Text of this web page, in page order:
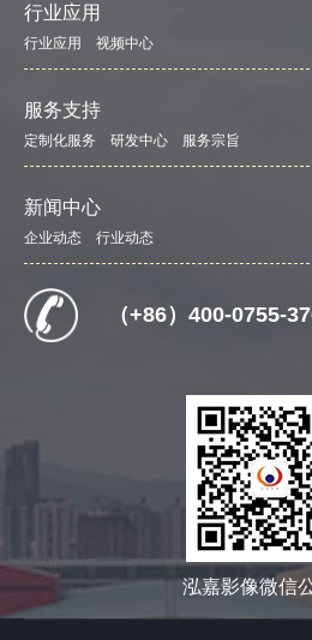
行业应用
行业应用 视频中心
服务支持
定制化服务 研发中心 服务宗旨
新闻中心
企业动态 行业动态
（+86）400-0755-
泓嘉影像微信